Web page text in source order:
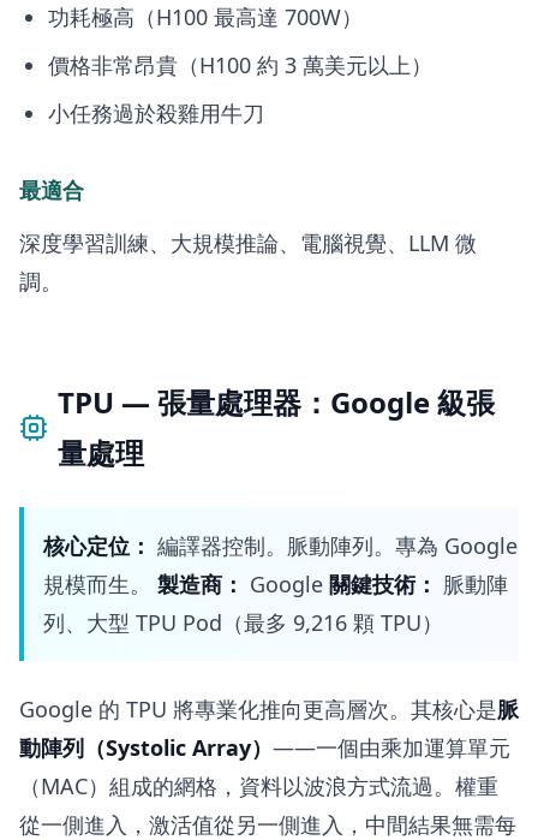
功耗極高（H100 最高達 700W）
價格非常昂貴（H100 約 3 萬美元以上）
小任務過於殺雞用牛刀
最適合
深度學習訓練、大規模推論、電腦視覺、LLM 微
調。
TPU — 張量處理器：Google 級張
量處理
核心定位： 編譯器控制。脈動陣列。專為 Google
規模而生。 製造商： Google 關鍵技術： 脈動陣
列、大型 TPU Pod（最多 9,216 顆 TPU）
Google 的 TPU 將專業化推向更高層次。其核心是脈
動陣列（Systolic Array） ——一個由乘加運算單元
（MAC）組成的網格，資料以波浪方式流過。權重
從一側進入，激活值從另一側進入，中間結果無需每